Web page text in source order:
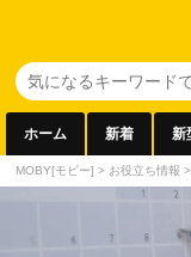
ホーム 新着 新
MOBY[モビー] > お役立ち情報 >